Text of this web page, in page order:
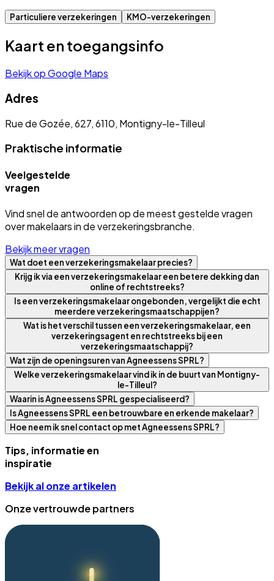
Particuliere verzekeringen KMO-verzekeringen
Kaart en toegangsinfo
Bekijk op Google Maps
Adres
Rue de Gozée, 627, 6110, Montigny-le-Tilleul
Praktische informatie
Veelgestelde
vragen
Vind snel de antwoorden op de meest gestelde vragen
over makelaars in de verzekeringsbranche.
Bekijk meer vragen
Wat doet een verzekeringsmakelaar precies?
Krijg ik via een verzekeringsmakelaar een betere dekking dan
online of rechtstreeks?
Is een verzekeringsmakelaar ongebonden, vergelijkt die echt
meerdere verzekeringsmaatschappijen?
Wat is het verschil tussen een verzekeringsmakelaar, een
verzekeringsagent en rechtstreeks bij een
verzekeringsmaatschappij?
Wat zijn de openingsuren van Agneessens SPRL?
Welke verzekeringsmakelaar vind ik in de buurt van Montigny-
le-Tilleul?
Waarin is Agneessens SPRL gespecialiseerd?
Is Agneessens SPRL een betrouwbare en erkende makelaar?
Hoe neem ik snel contact op met Agneessens SPRL?
Tips, informatie en
inspiratie
Bekijk al onze artikelen
Onze vertrouwde partners